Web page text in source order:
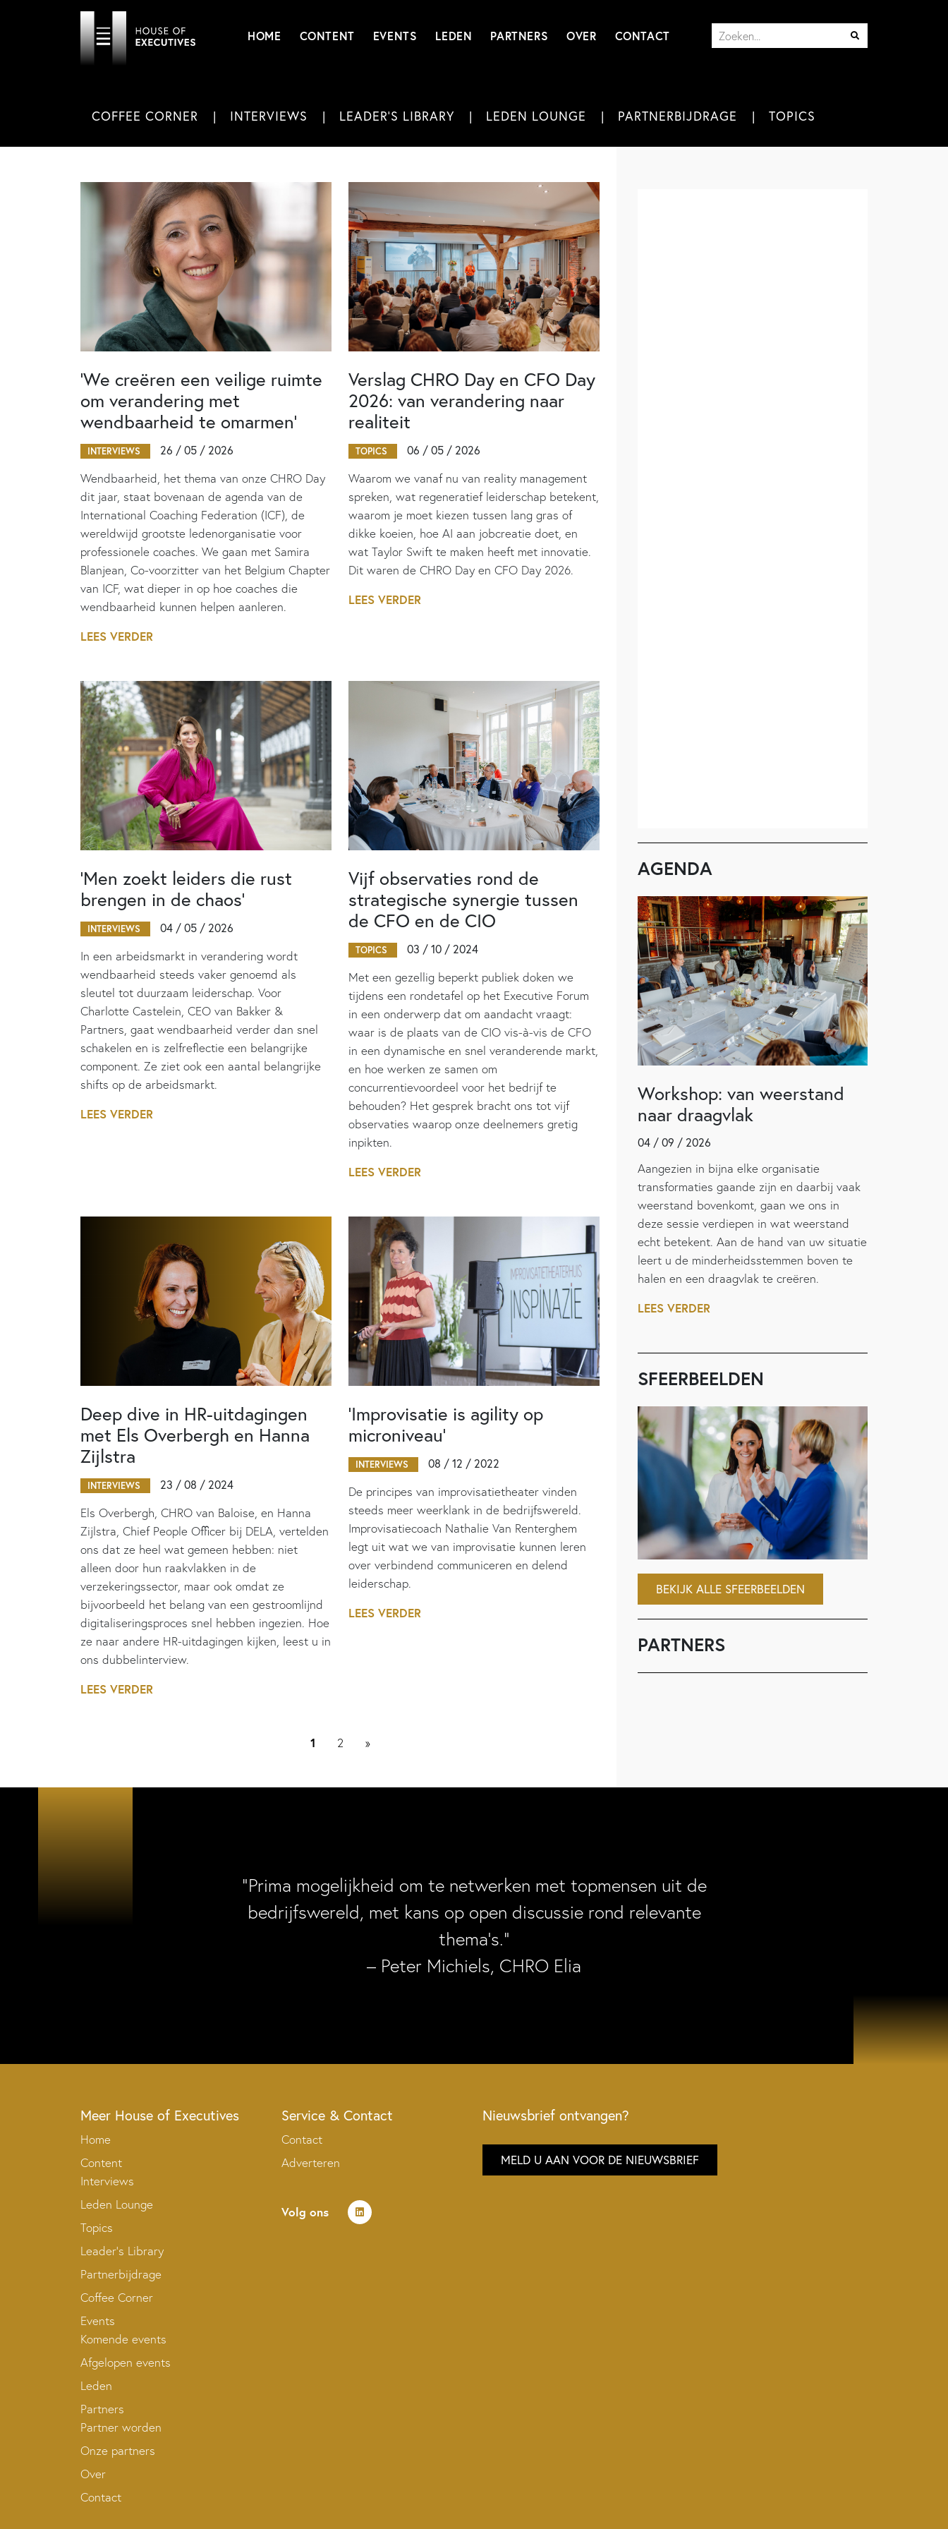
HOME CONTENT EVENTS LEDEN PARTNERS OVER CONTACT
COFFEE CORNER INTERVIEWS LEADER'S LIBRARY LEDEN LOUNGE PARTNERBIJDRAGE TOPICS
‘We creëren een veilige ruimte
om verandering met
wendbaarheid te omarmen’
INTERVIEWS 26 / 05 / 2026
Wendbaarheid, het thema van onze CHRO Day
dit jaar, staat bovenaan de agenda van de
International Coaching Federation (ICF), de
wereldwijd grootste ledenorganisatie voor
professionele coaches. We gaan met Samira
Blanjean, Co-voorzitter van het Belgium Chapter
van ICF, wat dieper in op hoe coaches die
wendbaarheid kunnen helpen aanleren.
LEES VERDER
Verslag CHRO Day en CFO Day
2026: van verandering naar
realiteit
TOPICS 06 / 05 / 2026
Waarom we vanaf nu van reality management
spreken, wat regeneratief leiderschap betekent,
waarom je moet kiezen tussen lang gras of
dikke koeien, hoe AI aan jobcreatie doet, en
wat Taylor Swift te maken heeft met innovatie.
Dit waren de CHRO Day en CFO Day 2026.
LEES VERDER
‘Men zoekt leiders die rust
brengen in de chaos’
INTERVIEWS 04 / 05 / 2026
In een arbeidsmarkt in verandering wordt
wendbaarheid steeds vaker genoemd als
sleutel tot duurzaam leiderschap. Voor
Charlotte Castelein, CEO van Bakker &
Partners, gaat wendbaarheid verder dan snel
schakelen en is zelfreflectie een belangrijke
component. Ze ziet ook een aantal belangrijke
shifts op de arbeidsmarkt.
LEES VERDER
Vijf observaties rond de
strategische synergie tussen
de CFO en de CIO
TOPICS 03 / 10 / 2024
Met een gezellig beperkt publiek doken we
tijdens een rondetafel op het Executive Forum
in een onderwerp dat om aandacht vraagt:
waar is de plaats van de CIO vis-à-vis de CFO
in een dynamische en snel veranderende markt,
en hoe werken ze samen om
concurrentievoordeel voor het bedrijf te
behouden? Het gesprek bracht ons tot vijf
observaties waarop onze deelnemers gretig
inpikten.
LEES VERDER
Deep dive in HR-uitdagingen
met Els Overbergh en Hanna
Zijlstra
INTERVIEWS 23 / 08 / 2024
Els Overbergh, CHRO van Baloise, en Hanna
Zijlstra, Chief People Officer bij DELA, vertelden
ons dat ze heel wat gemeen hebben: niet
alleen door hun raakvlakken in de
verzekeringssector, maar ook omdat ze
bijvoorbeeld het belang van een gestroomlijnd
digitaliseringsproces snel hebben ingezien. Hoe
ze naar andere HR-uitdagingen kijken, leest u in
ons dubbelinterview.
LEES VERDER
‘Improvisatie is agility op
microniveau’
INTERVIEWS 08 / 12 / 2022
De principes van improvisatietheater vinden
steeds meer weerklank in de bedrijfswereld.
Improvisatiecoach Nathalie Van Renterghem
legt uit wat we van improvisatie kunnen leren
over verbindend communiceren en delend
leiderschap.
LEES VERDER
1 2 »
AGENDA
Workshop: van weerstand
naar draagvlak
04 / 09 / 2026
Aangezien in bijna elke organisatie
transformaties gaande zijn en daarbij vaak
weerstand bovenkomt, gaan we ons in
deze sessie verdiepen in wat weerstand
echt betekent. Aan de hand van uw situatie
leert u de minderheidsstemmen boven te
halen en een draagvlak te creëren.
LEES VERDER
SFEERBEELDEN
BEKIJK ALLE SFEERBEELDEN
PARTNERS
“Prima mogelijkheid om te netwerken met topmensen uit de
bedrijfswereld, met kans op open discussie rond relevante
thema’s.”
– Peter Michiels, CHRO Elia
Meer House of Executives
Home
Content
Interviews
Leden Lounge
Topics
Leader’s Library
Partnerbijdrage
Coffee Corner
Events
Komende events
Afgelopen events
Leden
Partners
Partner worden
Onze partners
Over
Contact
Service & Contact
Contact
Adverteren
Volg ons
Nieuwsbrief ontvangen?
MELD U AAN VOOR DE NIEUWSBRIEF